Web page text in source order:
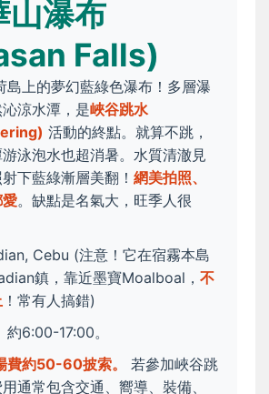
山瀑布
Falls)
島上的夢幻藍綠色瀑布！多層瀑
涼水潭，是峽谷跳水
活動的終點。就算不跳，
泳泡水也超消暑。水質清澈見
下藍綠漸層美翻！ 網美拍照、
。缺點是名氣大，旺季人很
Cebu (注意！它在宿霧本島
鎮，靠近墨寶Moalboal， 不
！常有人搞錯)
約6:00-17:00。
費約50-60披索。
若參加峽谷跳
通常包含交通、嚮導、裝備、